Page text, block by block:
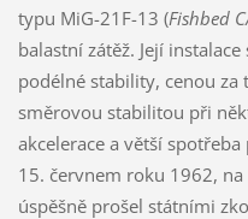
typu MiG-21F-13 (Fishbed
balastní zátěž. Její
podélné stability, cenou za
směrovou stabilitou při
akcelerace a větší
15. červnem roku 1962,
úspěšně prošel státními